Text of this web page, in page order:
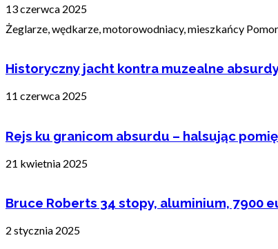
13 czerwca 2025
Żeglarze, wędkarze, motorowodniacy, mieszkańcy
Historyczny jacht kontra muzealne
11 czerwca 2025
Rejs ku granicom absurdu – halsując
21 kwietnia 2025
Bruce Roberts 34 stopy, aluminium, 7900
2 stycznia 2025